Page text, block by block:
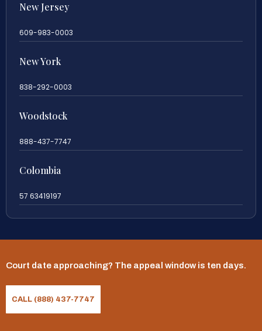
New Jersey
609-983-0003
New York
838-292-0003
Woodstock
888-437-7747
Colombia
57 63419197
Court date approaching? The appeal window is ten days.
CALL (888) 437-7747